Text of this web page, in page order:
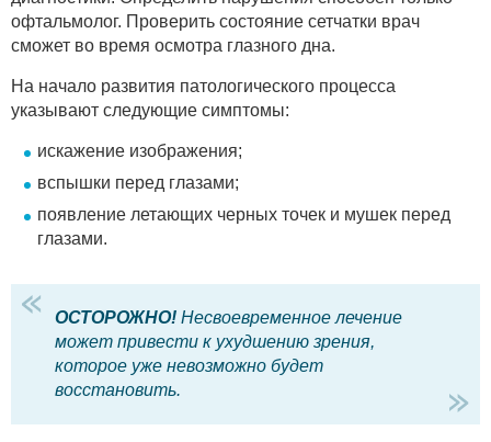
офтальмолог. Проверить состояние сетчатки врач
сможет во время осмотра глазного дна.
На начало развития патологического процесса
указывают следующие симптомы:
искажение изображения;
вспышки перед глазами;
появление летающих черных точек и мушек перед
глазами.
ОСТОРОЖНО! Несвоевременное лечение
может привести к ухудшению зрения,
которое уже невозможно будет
восстановить.